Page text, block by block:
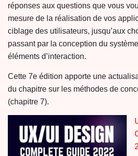
réponses aux questions que vous
mesure de la réalisation de vos
ciblage des utilisateurs, jusqu’aux
passant par la conception du
éléments d’interaction.
Cette 7e édition apporte une
du chapitre sur les méthodes de
(chapitre 7).